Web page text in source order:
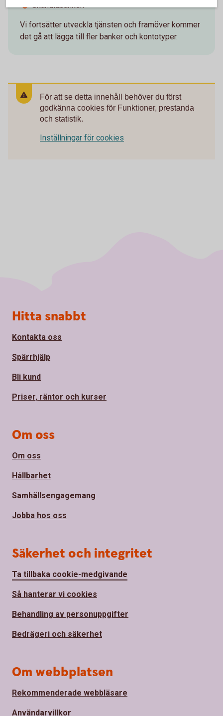
Skandiabanken
Vi fortsätter utveckla tjänsten och framöver kommer
det gå att lägga till fler banker och kontotyper.
För att se detta innehåll behöver du först
godkänna cookies för Funktioner, prestanda
och statistik.
Inställningar för cookies
Sidfot
Hitta snabbt
Kontakta oss
Spärrhjälp
Bli kund
Priser, räntor och kurser
Om oss
Om oss
Hållbarhet
Samhällsengagemang
Jobba hos oss
Säkerhet och integritet
Ta tillbaka cookie-medgivande
Så hanterar vi cookies
Behandling av personuppgifter
Bedrägeri och säkerhet
Om webbplatsen
Rekommenderade webbläsare
Användarvillkor